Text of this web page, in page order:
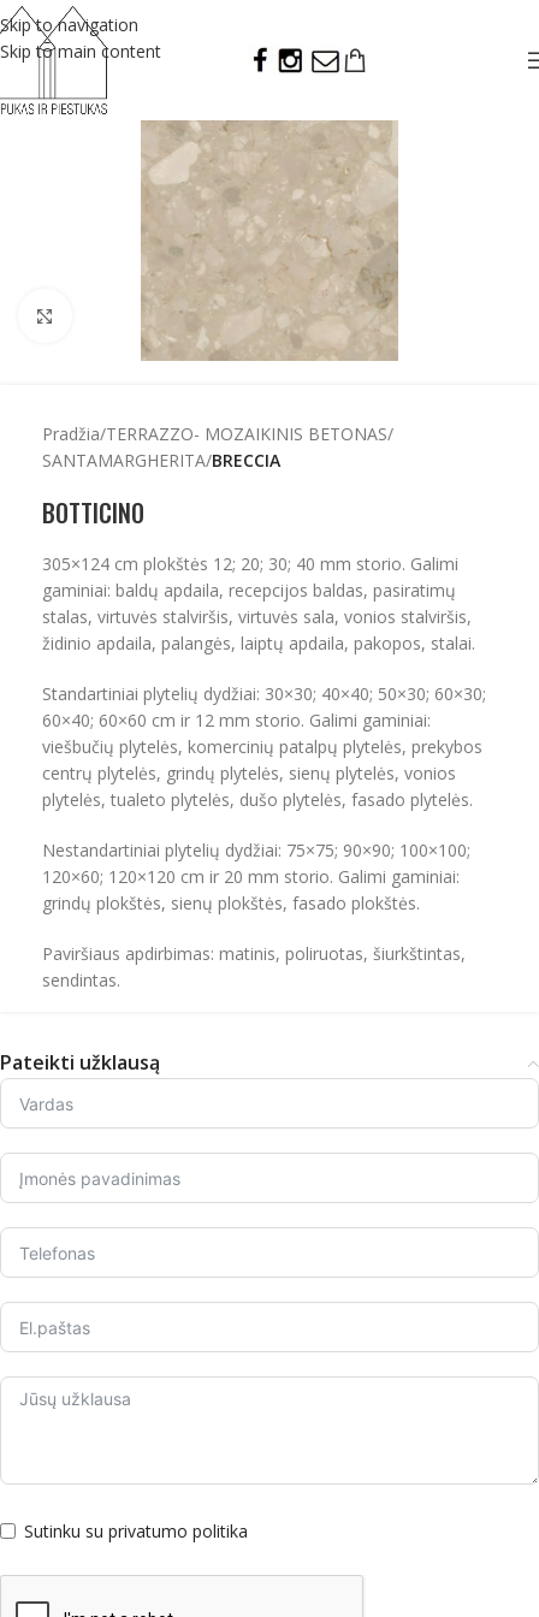
Skip to navigation
Skip to main content
Click to enlarge
Pradžia TERRAZZO- MOZAIKINIS BETONAS
SANTAMARGHERITA BRECCIA
BOTTICINO
305×124 cm plokštės 12; 20; 30; 40 mm storio. Galimi
gaminiai: baldų apdaila, recepcijos baldas, pasiratimų
stalas, virtuvės stalviršis, virtuvės sala, vonios stalviršis,
židinio apdaila, palangės, laiptų apdaila, pakopos, stalai.
Standartiniai plytelių dydžiai: 30×30; 40×40; 50×30; 60×30;
60×40; 60×60 cm ir 12 mm storio. Galimi gaminiai:
viešbučių plytelės, komercinių patalpų plytelės, prekybos
centrų plytelės, grindų plytelės, sienų plytelės, vonios
plytelės, tualeto plytelės, dušo plytelės, fasado plytelės.
Nestandartiniai plytelių dydžiai: 75×75; 90×90; 100×100;
120×60; 120×120 cm ir 20 mm storio. Galimi gaminiai:
grindų plokštės, sienų plokštės, fasado plokštės.
Paviršiaus apdirbimas: matinis, poliruotas, šiurkštintas,
sendintas.
Pateikti užklausą
Sutinku su privatumo politika